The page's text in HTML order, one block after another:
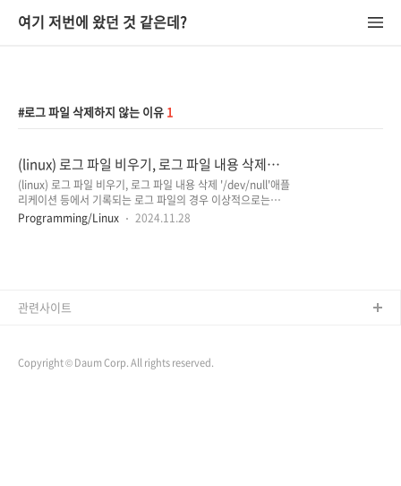
여기 저번에 왔던 것 같은데?
로그 파일 삭제하지 않는 이유 1
(linux) 로그 파일 비우기, 로그 파일 내용 삭제
'/dev/ null'
(linux) 로그 파일 비우기, 로그 파일 내용 삭제 '/dev/null'애플
리케이션 등에서 기록되는 로그 파일의 경우 이상적으로는
rotatelogs, logrotate 등의 기능을 활용하여 날짜별로 파일을
분리하고, 일정 기간이 지난 파일은 자동으로 삭제하는 방식을
'왜 파일 자체를 삭제하지 않고 내용만 비우는지'에 대해서 살펴
Programming/Linux 2024.11.28
Copyright © Daum Corp. All rights reserved.
관련사이트